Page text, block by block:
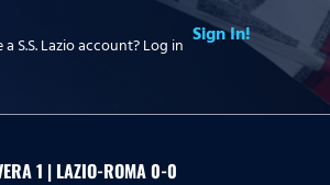
S.S. Lazio account? Log in Sign In!
1 | LAZIO-ROMA 0-0